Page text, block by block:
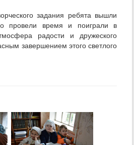
задания ребята вышли
провели время и поиграли в
радости и дружеского
завершением этого светлого